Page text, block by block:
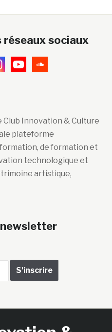
réseaux sociaux
Club Innovation & Culture
plateforme
de formation et
technologique et
artistique,
newsletter